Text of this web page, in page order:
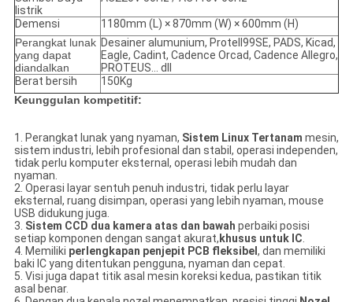
listrik
Demensi
1180mm (L) × 870mm (W) × 600mm (H)
Perangkat lunak
yang dapat
diandalkan
Desainer alumunium, Protell99SE, PADS, Kicad,
Eagle, Cadint, Cadence Orcad, Cadence Allegro,
PROTEUS… dll
Berat bersih
150Kg
Keunggulan kompetitif:
1. Perangkat lunak yang nyaman, Sistem Linux Tertanam mesin,
sistem industri, lebih profesional dan stabil, operasi independen,
tidak perlu komputer eksternal, operasi lebih mudah dan
nyaman.
2. Operasi layar sentuh penuh industri, tidak perlu layar
eksternal, ruang disimpan, operasi yang lebih nyaman, mouse
USB didukung juga.
3. Sistem CCD dua kamera atas dan bawah perbaiki posisi
setiap komponen dengan sangat akurat, khusus untuk IC.
4. Memiliki perlengkapan penjepit PCB fleksibel , dan memiliki
baki IC yang ditentukan pengguna, nyaman dan cepat.
5. Visi juga dapat titik asal mesin koreksi kedua, pastikan titik
asal benar.